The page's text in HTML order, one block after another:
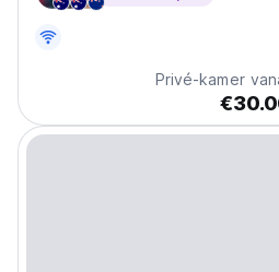
Privé-kamer